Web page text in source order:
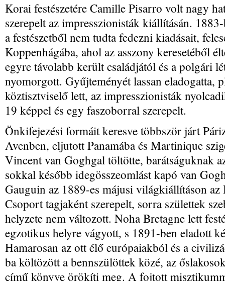
Korai festészetére Camille Pisarro volt nagy
szerepelt az impresszionisták kiállításán.
a festészetből nem tudta fedezni kiadásait,
Koppenhágába, ahol az asszony keresetéből
egyre távolabb került családjától és a polgári
nyomorgott. Gyűjteményét lassan eladogatta,
köztisztviselő lett, az impresszionisták
19 képpel és egy faszoborral szerepelt.
Önkifejezési formáit keresve többször járt
Avenben, eljutott Panamába és Martinique
Vincent van Goghgal töltötte, barátságuknak
sokkal később idegösszeomlást kapó van
Gauguin az 1889-es májusi világkiállításon az
Csoport tagjaként szerepelt, sorra születtek
helyzete nem változott. Noha Bretagne lett
egzotikus helyre vágyott, s 1891-ben eladott
Hamarosan az ott élő európaiakból és a
ba költözött a bennszülöttek közé, az
című könyve örökíti meg. A fojtott